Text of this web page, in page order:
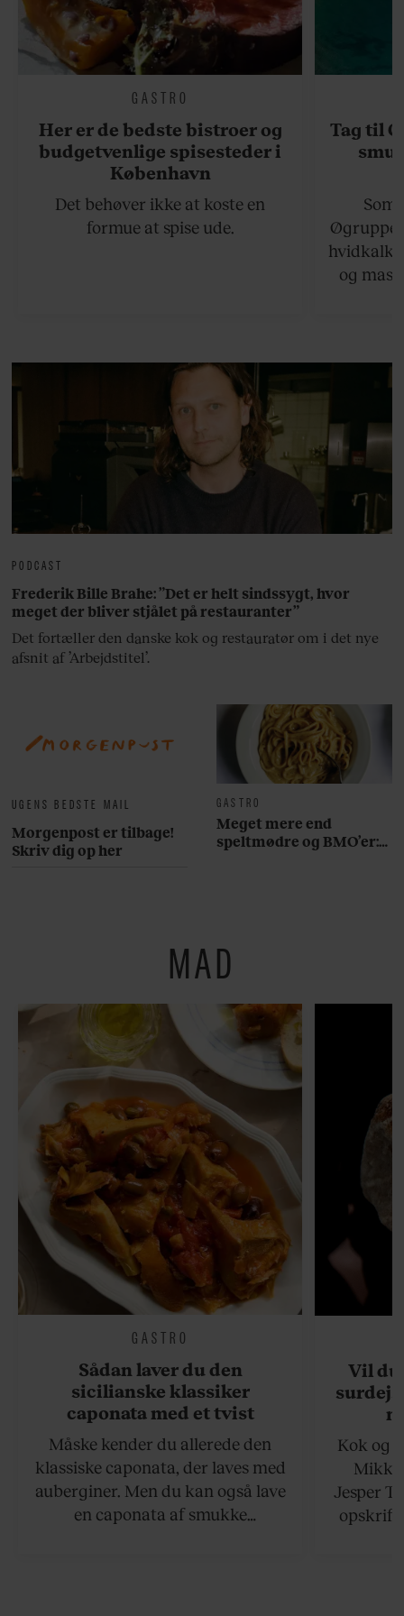
GASTRO
Her er de bedste bistroer og
budgetvenlige spisesteder i
København
Det behøver ikke at koste en
formue at spise ude.
Tag til
og
UGENS BEDSTE MAIL
Morgenpost er tilbage!
Skriv dig op her
GASTRO
Meget mere end
speltmødre og BMO’er:
PODCAST
Frederik Bille Brahe: ”Det er helt sindssygt, hvor
meget der bliver stjålet på restauranter”
Det fortæller den danske kok og restauratør om i det nye
afsnit af ’Arbejdstitel’.
MAD
GASTRO
Sådan laver du den
sicilianske klassiker
caponata med et tvist
Måske kender du allerede den
klassiske caponata, der laves med
auberginer. Men du kan også lave
en caponata af smukke
Vil du
Kok og
Jesper
opskrift